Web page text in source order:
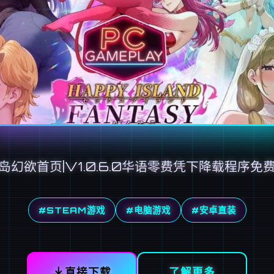
幻欲首页|V1.0.6.0华语零费凭下降载程序免
#STEAM游戏 #电脑游戏 #安卓直装